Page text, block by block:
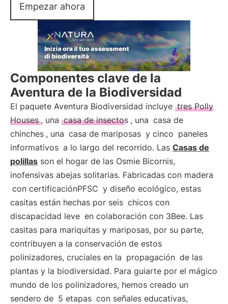
Empezar ahora
Componentes clave de la
Aventura de la Biodiversidad
El paquete Aventura Biodiversidad incluye tres Polly
Houses , una casa de insectos , una casa de
chinches , una casa de mariposas y cinco paneles
informativos a lo largo del recorrido. Las Casas de
polillas son el hogar de las Osmie Bicornis,
inofensivas abejas solitarias. Fabricadas con madera
con certificaciónPFSC y diseño ecológico, estas
casitas están hechas por seis chicos con
discapacidad leve en colaboración con 3Bee. Las
casitas para mariquitas y mariposas, por su parte,
contribuyen a la conservación de estos
polinizadores, cruciales en la propagación de las
plantas y la biodiversidad. Para guiarte por el mágico
mundo de los polinizadores, hemos creado un
sendero de 5 etapas con señales educativas,